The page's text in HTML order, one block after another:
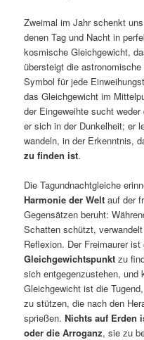
Zweimal im Jahr schenkt
denen Tag und Nacht in
kosmische Gleichgewicht,
übersteigt die
Symbol für jede
das Gleichgewicht im
der Eingeweihte sucht
er sich in der Dunkelheit; er
wandeln, in der Erkenntnis,
zu finden ist.
Die Tagundnachtgleiche
Harmonie der Welt auf der
Gegensätzen beruht:
Schatten schützt,
Reflexion. Der Freimaurer ist
Gleichgewichtspunkt zu
sich entgegenzustehen, und
Gleichgewicht ist die
zu stützen, die nach den
sprießen.Nichts auf Erden
oder die Arroganz, sie zu